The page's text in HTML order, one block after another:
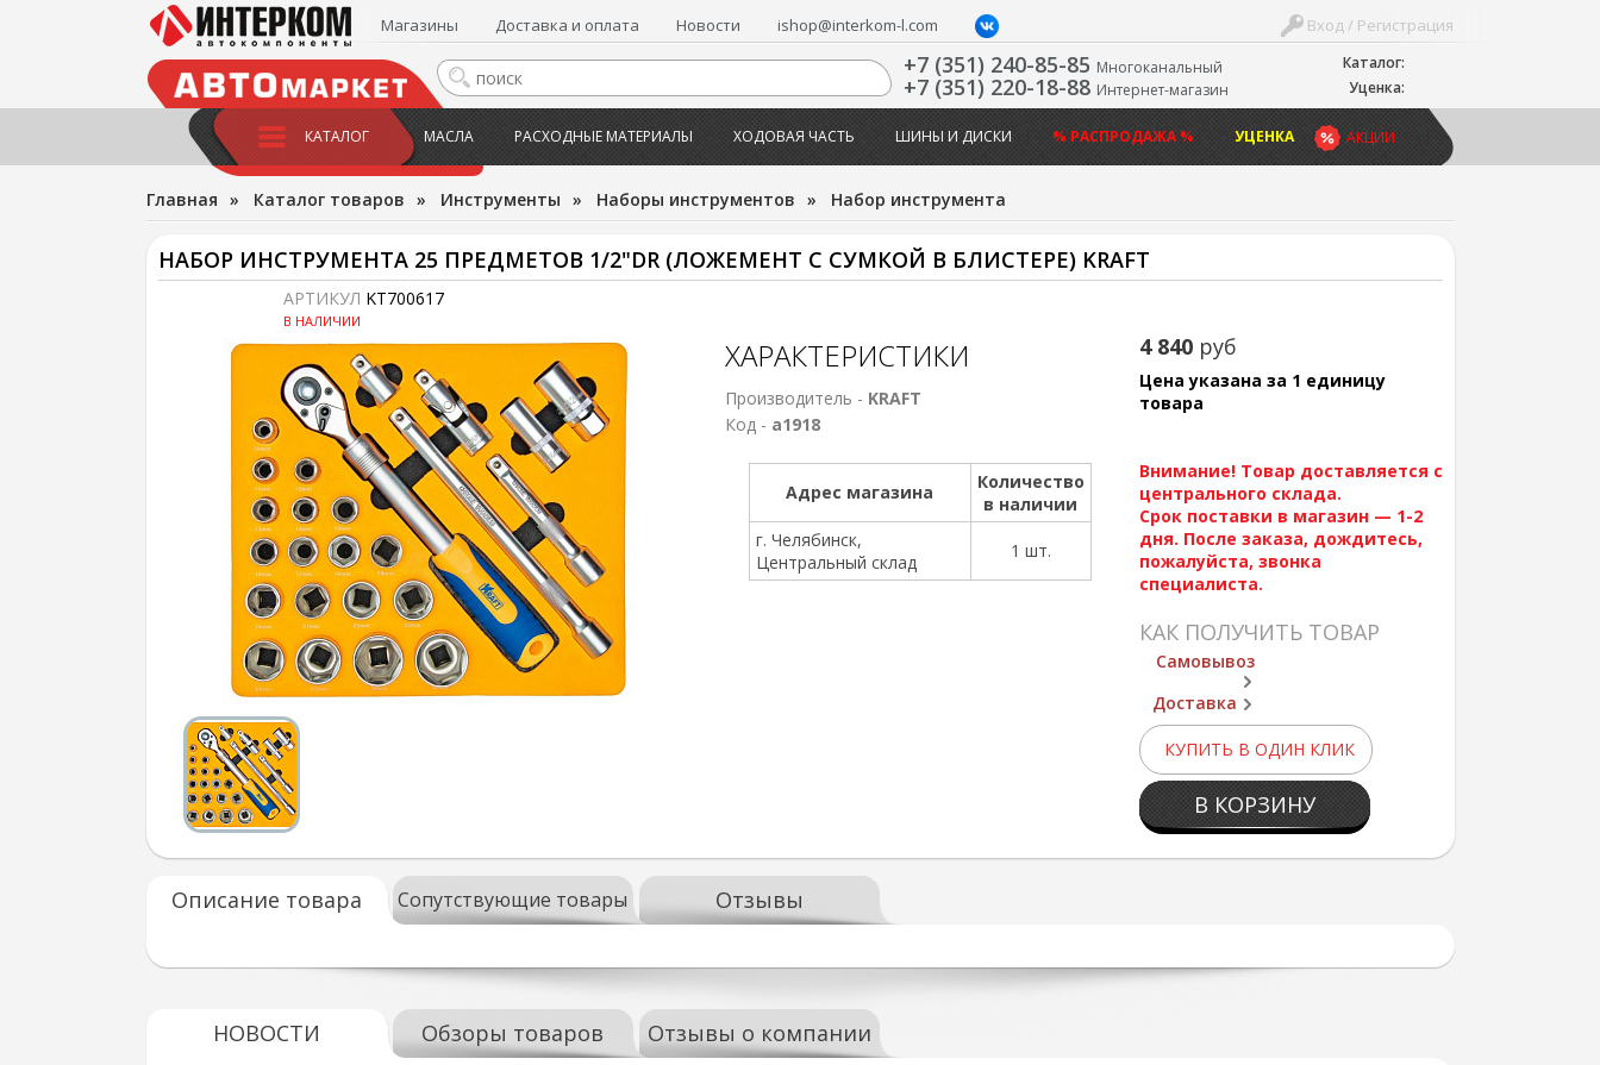
Каталог:
Уценка:
Вход / Регистрация
Магазины Доставка и оплата Новости ishop@interkom-l.com
+7 (351) 240-85-85 Многоканальный
+7 (351) 220-18-88 Интернет-магазин
АКЦИИ
КАТАЛОГ МАСЛА РАСХОДНЫЕ МАТЕРИАЛЫ ХОДОВАЯ ЧАСТЬ ШИНЫ И ДИСКИ % РАСПРОДАЖА % УЦЕНКА
Главная » Каталог товаров » Инструменты » Наборы инструментов » Набор инструмента
НАБОР ИНСТРУМЕНТА 25 ПРЕДМЕТОВ 1/2"DR (ЛОЖЕМЕНТ С СУМКОЙ В БЛИСТЕРЕ) KRAFT
АРТИКУЛ KT700617
В НАЛИЧИИ
4 840 руб
Цена указана за 1 единицу
товара
Внимание! Товар доставляется с
центрального склада.
Срок поставки в магазин — 1-2
дня. После заказа, дождитесь,
пожалуйста, звонка
специалиста.
КАК ПОЛУЧИТЬ ТОВАР
Самовывоз
Доставка
КУПИТЬ В ОДИН КЛИК
В КОРЗИНУ
ХАРАКТЕРИСТИКИ
Производитель - KRAFT
Код - а1918
Адрес магазина
Количество
в наличии
г. Челябинск,
Центральный склад
1 шт.
Описание товара Сопутствующие товары Отзывы
НОВОСТИ Обзоры товаров Отзывы о компании